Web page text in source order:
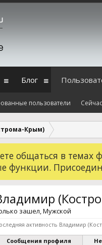
Крым)
общаться в темах
функции.
зашел, Мужской
активность Владимир
Сообщения профиля
Блог
пользователи